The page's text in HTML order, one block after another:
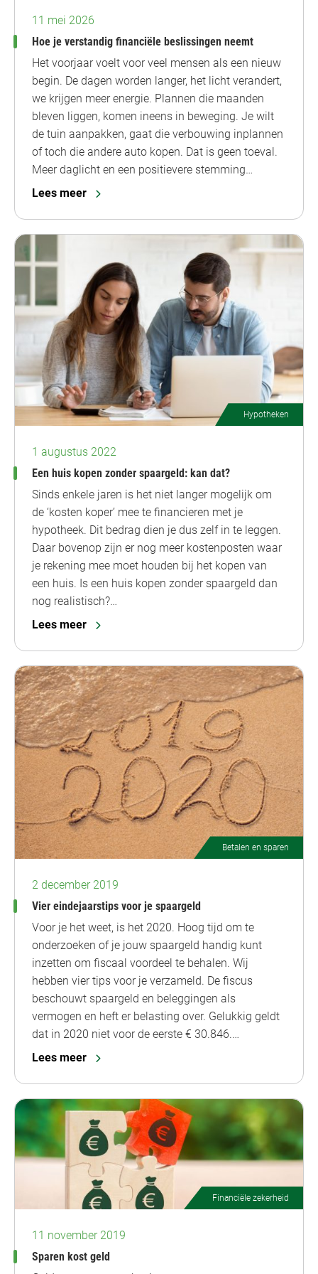
11 mei 2026
Hoe je verstandig financiële beslissingen neemt
Het voorjaar voelt voor veel mensen als een nieuw
begin. De dagen worden langer, het licht verandert,
we krijgen meer energie. Plannen die maanden
bleven liggen, komen ineens in beweging. Je wilt
de tuin aanpakken, gaat die verbouwing inplannen
of toch die andere auto kopen. Dat is geen toeval.
Meer daglicht en een positievere stemming…
Lees meer
Hypotheken
1 augustus 2022
Een huis kopen zonder spaargeld: kan dat?
Sinds enkele jaren is het niet langer mogelijk om
de ‘kosten koper’ mee te financieren met je
hypotheek. Dit bedrag dien je dus zelf in te leggen.
Daar bovenop zijn er nog meer kostenposten waar
je rekening mee moet houden bij het kopen van
een huis. Is een huis kopen zonder spaargeld dan
nog realistisch?…
Lees meer
Betalen en sparen
2 december 2019
Vier eindejaarstips voor je spaargeld
Voor je het weet, is het 2020. Hoog tijd om te
onderzoeken of je jouw spaargeld handig kunt
inzetten om fiscaal voordeel te behalen. Wij
hebben vier tips voor je verzameld. De fiscus
beschouwt spaargeld en beleggingen als
vermogen en heft er belasting over. Gelukkig geldt
dat in 2020 niet voor de eerste € 30.846.…
Lees meer
Financiële zekerheid
11 november 2019
Sparen kost geld